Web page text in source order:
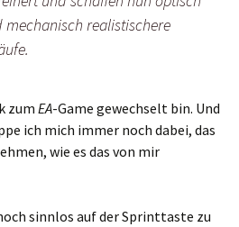
mechanisch realistischere
zum EA-Game gewechselt bin. Und
ich mich immer noch dabei, das
wie es das von mir
sinnlos auf der Sprinttaste zu